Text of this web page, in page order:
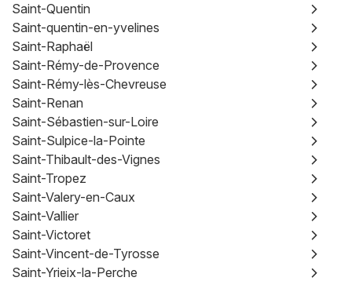
Saint-Quentin
Saint-quentin-en-yvelines
Saint-Raphaël
Saint-Rémy-de-Provence
Saint-Rémy-lès-Chevreuse
Saint-Renan
Saint-Sébastien-sur-Loire
Saint-Sulpice-la-Pointe
Saint-Thibault-des-Vignes
Saint-Tropez
Saint-Valery-en-Caux
Saint-Vallier
Saint-Victoret
Saint-Vincent-de-Tyrosse
Saint-Yrieix-la-Perche